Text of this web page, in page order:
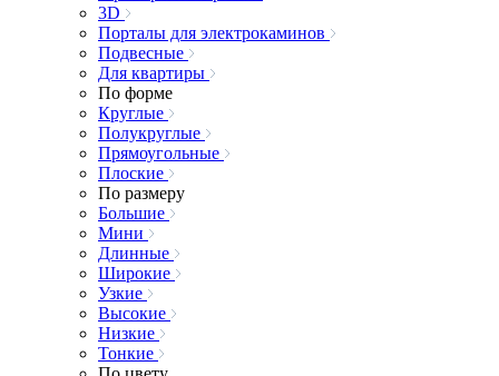
3D
Порталы для электрокаминов
Подвесные
Для квартиры
По форме
Круглые
Полукруглые
Прямоугольные
Плоские
По размеру
Большие
Мини
Длинные
Широкие
Узкие
Высокие
Низкие
Тонкие